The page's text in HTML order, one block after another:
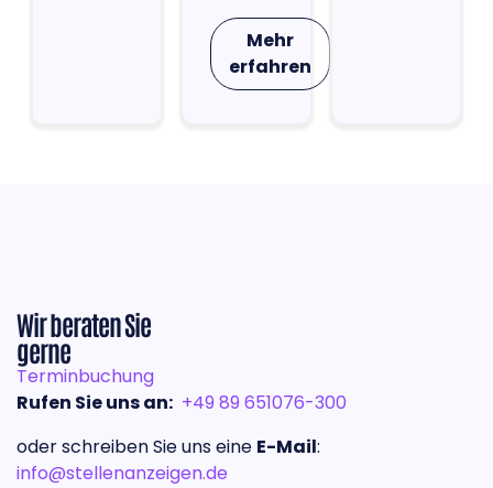
Mehr
erfahren
Wir beraten Sie
gerne
Terminbuchung
Rufen Sie uns an: +49 89 651076-300
oder schreiben Sie uns eine E-Mail:
info@stellenanzeigen.de